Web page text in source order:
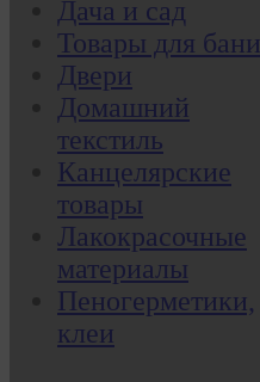
Дача и сад
Товары для бани
Двери
Домашний
текстиль
Канцелярские
товары
Лакокрасочные
материалы
Пеногерметики,
клеи